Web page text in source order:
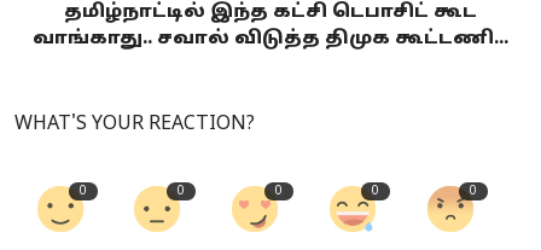
தமிழ்நாட்டில் இந்த கட்சி டெபாசிட் கூட
வாங்காது.. சவால் விடுத்த திமுக கூட்டணி...
WHAT'S YOUR REACTION?
0 0 0 0 0